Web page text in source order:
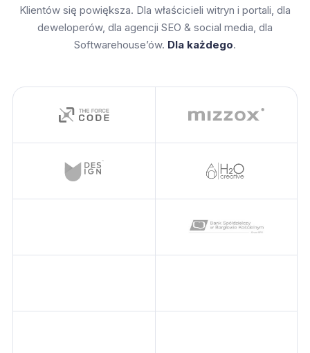
Klientów się powiększa. Dla właścicieli witryn i portali, dla
deweloperów, dla agencji SEO & social media, dla
Softwarehouse’ów. Dla każdego.
Kliknij, aby przejść na stronę Klienta
Kliknij, aby
Kliknij, aby przejść na stronę Klienta
Kliknij, aby
Kliknij, aby przejść na stronę Klienta
Kliknij, aby